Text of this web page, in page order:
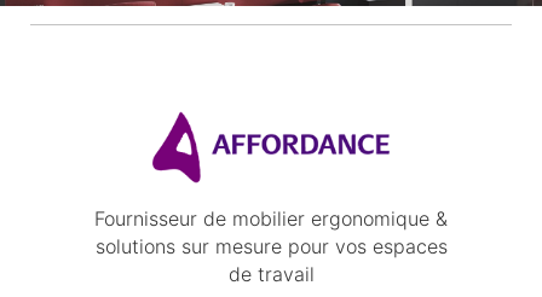
Fournisseur de mobilier ergonomique &
solutions sur mesure pour vos espaces
de travail